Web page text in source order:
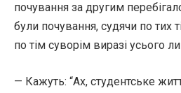
почування за другим
були почування, судячи по тих
по тім суворім виразі усього
— Кажуть: “Ах, студентське